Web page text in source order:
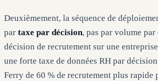
Deuxièmement, la séquence de
par taxe par décision, pas par volume
décision de recrutement sur une
une forte taxe de données RH par
Ferry de 60 % de recrutement plus rapide